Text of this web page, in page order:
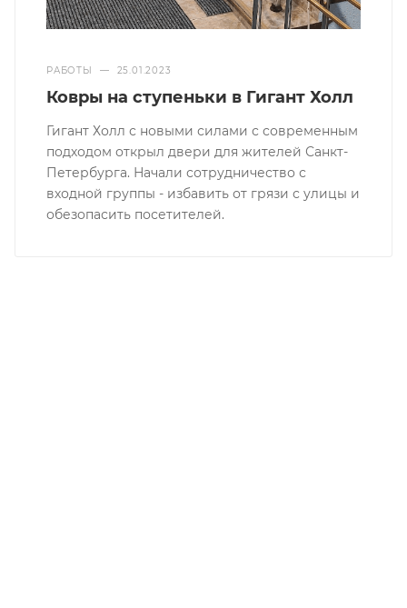
РАБОТЫ — 25.01.2023
Ковры на ступеньки в Гигант Холл
Гигант Холл с новыми силами с современным
подходом открыл двери для жителей Санкт-
Петербурга. Начали сотрудничество с
входной группы - избавить от грязи с улицы и
обезопасить посетителей.